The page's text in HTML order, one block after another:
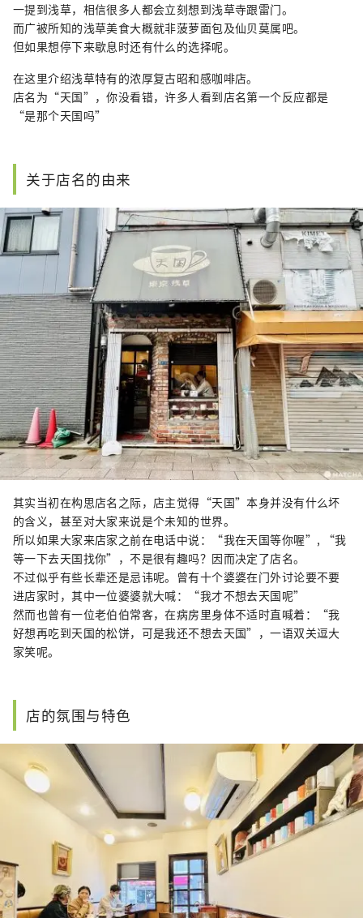
光局、日本各县市机关及企业撰写旅文并担任讲
师，推广日本旅游及文化，现为MATCHA繁体版
总编辑。
一提到浅草，相信很多人都会立刻想到浅草寺跟雷门。
而广被所知的浅草美食大概就非菠萝面包及仙贝莫属吧。
但如果想停下来歇息时还有什么的选择呢。
在这里介绍浅草特有的浓厚复古昭和感咖啡店。
店名为“天国”，你没看错，许多人看到店名第一个反应都是
“是那个天国吗”
关于店名的由来
其实当初在构思店名之际，店主觉得“天国”本身并没有什么坏
的含义，甚至对大家来说是个未知的世界。
所以如果大家来店家之前在电话中说：“我在天国等你喔”, “我
等一下去天国找你”，不是很有趣吗？因而决定了店名。
不过似乎有些长辈还是忌讳呢。曾有十个婆婆在门外讨论要不要
进店家时，其中一位婆婆就大喊：“我才不想去天国呢”
然而也曾有一位老伯伯常客，在病房里身体不适时直喊着：“我
好想再吃到天国的松饼，可是我还不想去天国”，一语双关逗大
家笑呢。
店的氛围与特色